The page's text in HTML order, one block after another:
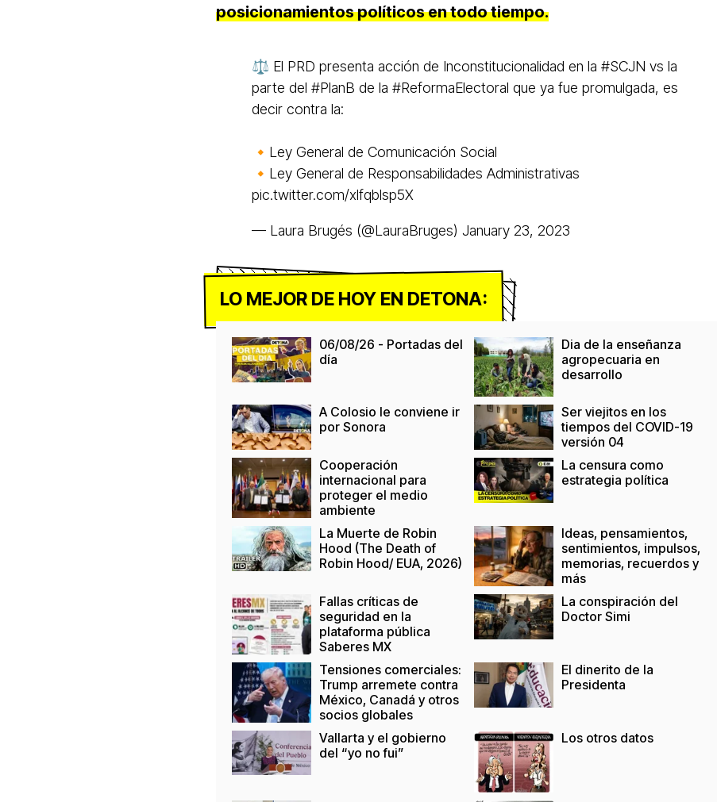
posicionamientos políticos en todo tiempo.
⚖️ El PRD presenta acción de Inconstitucionalidad en la #SCJN vs la
parte del #PlanB de la #ReformaElectoral que ya fue promulgada, es
decir contra la:
🔸Ley General de Comunicación Social
🔸Ley General de Responsabilidades Administrativas
pic.twitter.com/xlfqblsp5X
— Laura Brugés (@LauraBruges) January 23, 2023
LO MEJOR DE HOY EN DETONA:
06/08/26 - Portadas del
día
Dia de la enseñanza
agropecuaria en
desarrollo
A Colosio le conviene ir
por Sonora
Ser viejitos en los
tiempos del COVID-19
versión 04
Cooperación
internacional para
proteger el medio
ambiente
La censura como
estrategia política
La Muerte de Robin
Hood (The Death of
Robin Hood/ EUA, 2026)
Ideas, pensamientos,
sentimientos, impulsos,
memorias, recuerdos y
más
Fallas críticas de
seguridad en la
plataforma pública
Saberes MX
La conspiración del
Doctor Simi
Tensiones comerciales:
Trump arremete contra
México, Canadá y otros
socios globales
El dinerito de la
Presidenta
Vallarta y el gobierno
del “yo no fui”
Los otros datos